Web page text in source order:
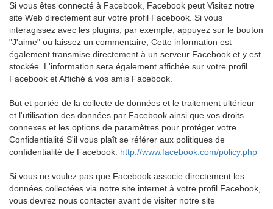
Si vous êtes connecté à Facebook, Facebook peut Visitez notre
site Web directement sur votre profil Facebook. Si vous
interagissez avec les plugins, par exemple, appuyez sur le bouton
"J'aime" ou laissez un commentaire, Cette information est
également transmise directement à un serveur Facebook et y est
stockée. L'information sera également affichée sur votre profil
Facebook et Affiché à vos amis Facebook.
But et portée de la collecte de données et le traitement ultérieur
et l'utilisation des données par Facebook ainsi que vos droits
connexes et les options de paramètres pour protéger votre
Confidentialité S'il vous plaît se référer aux politiques de
confidentialité de Facebook: http://www.facebook.com/policy.php
Si vous ne voulez pas que Facebook associe directement les
données collectées via notre site internet à votre profil Facebook,
vous devrez nous contacter avant de visiter notre site